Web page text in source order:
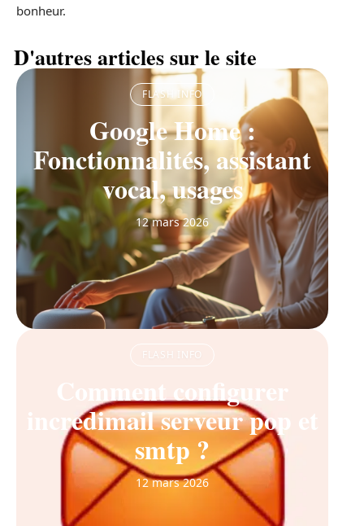
bonheur.
D'autres articles sur le site
FLASH INFO
Google Home :
Fonctionnalités, assistant
vocal, usages
12 mars 2026
FLASH INFO
Comment configurer
incredimail serveur pop et
smtp ?
12 mars 2026